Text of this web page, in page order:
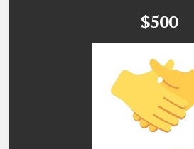
$500